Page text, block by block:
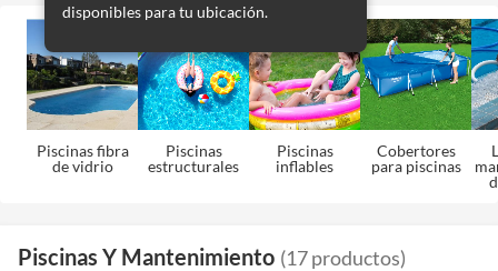
disponibles para tu ubicación.
Piscinas fibra
de vidrio
Piscinas
estructurales
Piscinas
inflables
Cobertores
para piscinas
Piscinas Y Mantenimiento (17productos)